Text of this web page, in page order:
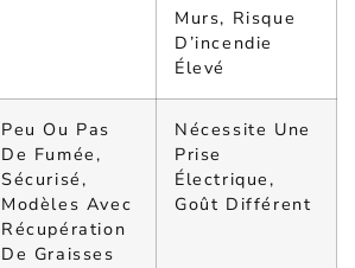
Murs, Risque
D’incendie
Élevé
Peu Ou Pas
De Fumée,
Sécurisé,
Modèles Avec
Récupération
De Graisses
Nécessite Une
Prise
Électrique,
Goût Différent